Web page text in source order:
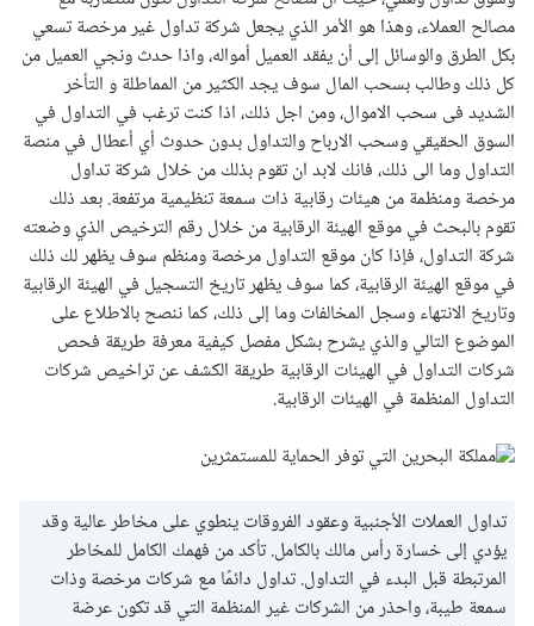
مصالح العملاء، وهذا هو الأمر الذي يجعل شركة تداول غير مرخصة تسعي
بكل الطرق والوسائل إلى أن يفقد العميل أمواله، واذا حدث ونجي العميل من
كل ذلك وطالب بسحب المال سوف يجد الكثير من المماطلة و التأخر
الشديد فى سحب الاموال، ومن اجل ذلك، اذا كنت ترغب في التداول في
السوق الحقيقي وسحب الارباح والتداول بدون حدوث أي أعطال في منصة
التداول وما الى ذلك، فانك لابد ان تقوم بذلك من خلال شركة تداول
مرخصة ومنظمة من هيئات رقابية ذات سمعة تنظيمية مرتفعة. بعد ذلك
تقوم بالبحث في موقع الهيئة الرقابية من خلال رقم الترخيص الذي وضعته
شركة التداول، فإذا كان موقع التداول مرخصة ومنظم سوف يظهر لك ذلك
في موقع الهيئة الرقابية، كما سوف يظهر تاريخ التسجيل في الهيئة الرقابية
وتاريخ الانتهاء وسجل المخالفات وما إلى ذلك، كما ننصح بالاطلاع على
الموضوع التالي والذي يشرح بشكل مفصل كيفية معرفة طريقة فحص
شركات التداول في الهيئات الرقابية طريقة الكشف عن تراخيص شركات
التداول المنظمة في الهيئات الرقابية.
تداول العملات الأجنبية وعقود الفروقات ينطوي على مخاطر عالية وقد
يؤدي إلى خسارة رأس مالك بالكامل. تأكد من فهمك الكامل للمخاطر
المرتبطة قبل البدء في التداول. تداول دائمًا مع شركات مرخصة وذات
سمعة طيبة، واحذر من الشركات غير المنظمة التي قد تكون عرضة